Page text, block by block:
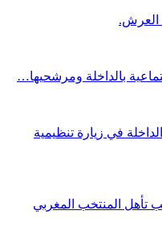
بالداخلة ومرشحيها…
في زيارة تنظيمية
تأهل المنتخب المغربي